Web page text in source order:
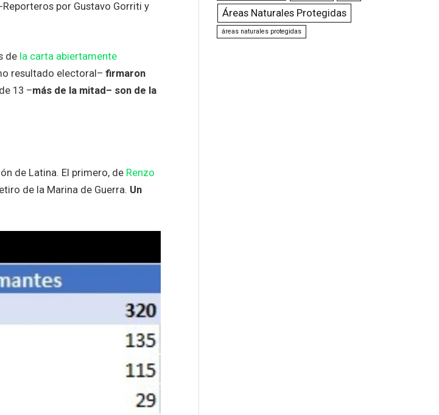
Reporteros por Gustavo Gorriti y
de la carta abiertamente
resultado electoral– firmaron
13 –más de la mitad– son de la
de Latina. El primero, de Renzo
de la Marina de Guerra. Un
Áreas Naturales Protegidas
áreas naturales protegidas